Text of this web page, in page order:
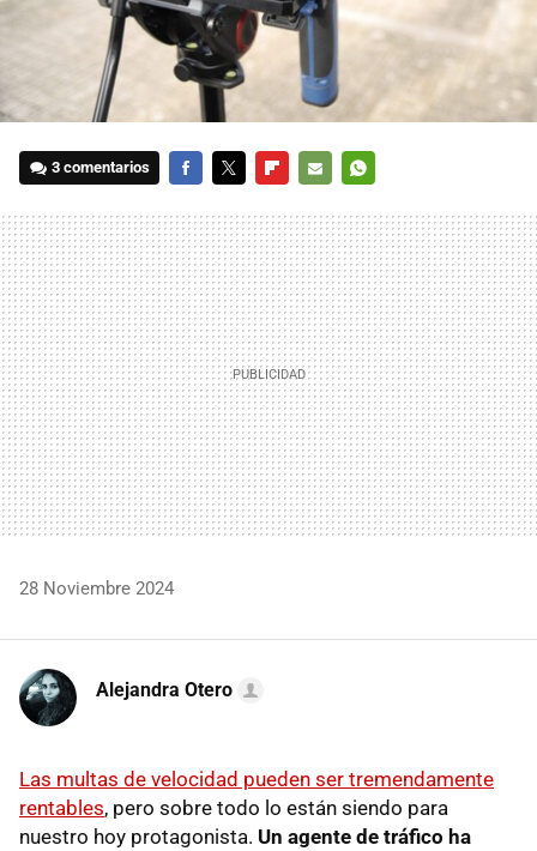
3 comentarios
MAIL
28 Noviembre 2024
Alejandra Otero
Las multas de velocidad pueden ser tremendamente
rentables, pero sobre todo lo están siendo para
nuestro hoy protagonista. Un agente de tráfico ha